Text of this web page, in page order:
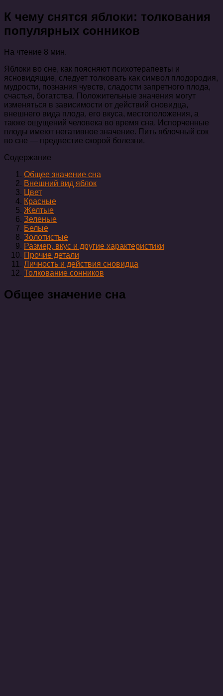
К чему снятся яблоки: толкования
популярных сонников
На чтение 8 мин.
Яблоки во сне, как поясняют психотерапевты и
ясновидящие, следует толковать как символ плодородия,
мудрости, познания чувств, сладости запретного плода,
счастья, богатства. Положительные значения могут
изменяться в зависимости от действий сновидца,
внешнего вида плода, его вкуса, местоположения, а
также ощущений человека во время сна. Испорченные
плоды имеют негативное значение. Пить яблочный сок
во сне — предвестие скорой болезни.
Содержание
Общее значение сна
Внешний вид яблок
Цвет
Красные
Желтые
Зеленые
Белые
Золотистые
Размер, вкус и другие характеристики
Прочие детали
Личность и действия сновидца
Толкование сонников
Общее значение сна